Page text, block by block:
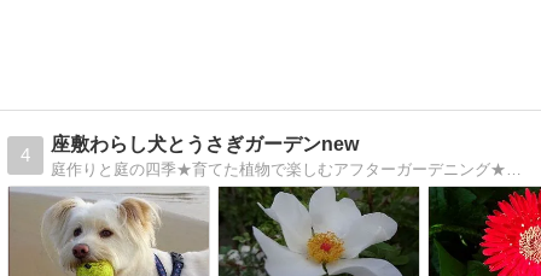
4
座敷わらし犬とうさぎガーデンnew
庭作りと庭の四季★育てた植物で楽しむアフターガーデニング★庭の生き物と植物の世界の不思議★愛犬★旅行★散歩